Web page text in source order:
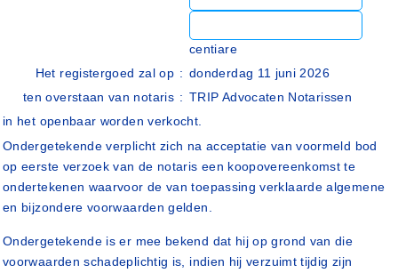
centiare
Het registergoed zal op : donderdag 11 juni 2026
ten overstaan van notaris : TRIP Advocaten Notarissen
in het openbaar worden verkocht.
Ondergetekende verplicht zich na acceptatie van voormeld bod
op eerste verzoek van de notaris een koopovereenkomst te
ondertekenen waarvoor de van toepassing verklaarde algemene
en bijzondere voorwaarden gelden.
Ondergetekende is er mee bekend dat hij op grond van die
voorwaarden schadeplichtig is, indien hij verzuimt tijdig zijn